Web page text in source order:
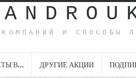
И СПОСОБЫ
В… ДРУГИЕ АКЦИИ